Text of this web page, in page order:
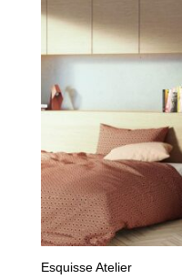
Esquisse Atelier